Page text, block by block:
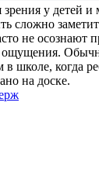
у детей и
сложно
не осознают
ощущения.
в школе, когда
на доске.